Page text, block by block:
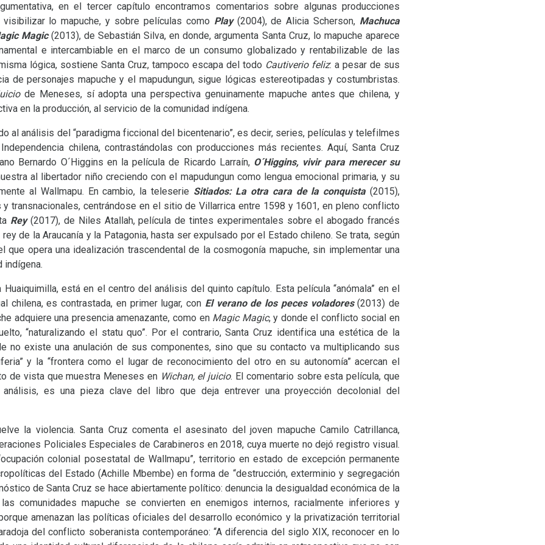
en el tercer capítulo encontramos comentarios sobre algunas producciones
lo mapuche, y sobre películas como Play(2004), de Alicia Scherson, Machuca
Magic(2013), de Sebastián Silva, en donde, argumenta Santa Cruz, lo mapuche aparece
e intercambiable en el marco de un consumo globalizado y rentabilizable de las
lógica, sostiene Santa Cruz, tampoco escapa del todo Cautiverio feliz: a pesar de sus
de personajes mapuche y el mapudungun, sigue lógicas estereotipadas y costumbristas.
de Meneses, sí adopta una perspectiva genuinamente mapuche antes que chilena, y
en la producción, al servicio de la comunidad indígena.
al análisis del “paradigma ficcional del bicentenario”, es decir, series, películas y telefilmes
chilena, contrastándolas con producciones más recientes. Aquí, Santa Cruz
Bernardo O´Higgins en la película de Ricardo Larraín, O´Higgins, vivir para merecer su
al libertador niño creciendo con el mapudungun como lengua emocional primaria, y su
al Wallmapu. En cambio, la teleserie Sitiados: La otra cara de la conquista(2015),
transnacionales, centrándose en el sitio de Villarrica entre 1598 y 1601, en pleno conflicto
Rey(2017), de Niles Atallah, película de tintes experimentales sobre el abogado francés
de la Araucanía y la Patagonia, hasta ser expulsado por el Estado chileno. Se trata, según
que opera una idealización trascendental de la cosmogonía mapuche, sin implementar una
indígena.
está en el centro del análisis del quinto capítulo. Esta película “anómala” en el
chilena, es contrastada, en primer lugar, con El verano de los peces voladores(2013) de
adquiere una presencia amenazante, como en Magic Magic, y donde el conflicto social en
“naturalizando el statu quo”. Por el contrario, Santa Cruz identifica una estética de la
no existe una anulación de sus componentes, sino que su contacto va multiplicando sus
y la “frontera como el lugar de reconocimiento del otro en su autonomía” acercan el
de vista que muestra Meneses en Wichan, el juicio. El comentario sobre esta película, que
es una pieza clave del libro que deja entrever una proyección decolonial del
la violencia. Santa Cruz comenta el asesinato del joven mapuche Camilo Catrillanca,
Policiales Especiales de Carabineros en 2018, cuya muerte no dejó registro visual.
colonial posestatal de Wallmapu”, territorio en estado de excepción permanente
del Estado (Achille Mbembe) en forma de “destrucción, exterminio y segregación
de Santa Cruz se hace abiertamente político: denuncia la desigualdad económica de la
comunidades mapuche se convierten en enemigos internos, racialmente inferiores y
amenazan las políticas oficiales del desarrollo económico y la privatización territorial
del conflicto soberanista contemporáneo: “A diferencia del sigloXIX, reconocer en lo